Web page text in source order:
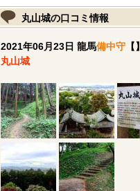
丸山城の口コミ情報
2021年06月23日 龍馬備中守【】
丸山城